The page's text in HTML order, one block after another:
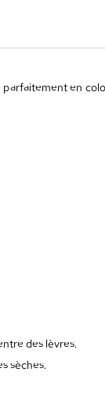
parfaitement en
des lèvres.
sèches.